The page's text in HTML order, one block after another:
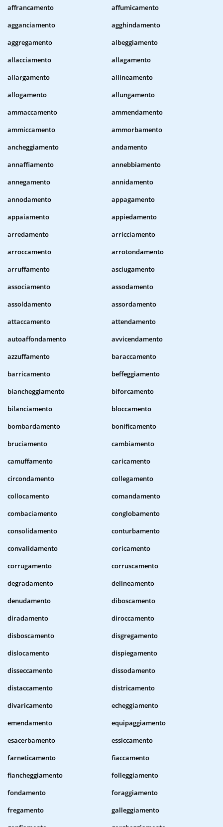
affrancamento
affumicamento
agganciamento
agghindamento
aggregamento
albeggiamento
allacciamento
allagamento
allargamento
allineamento
allogamento
allungamento
ammaccamento
ammendamento
ammiccamento
ammorbamento
ancheggiamento
andamento
annaffiamento
annebbiamento
annegamento
annidamento
annodamento
appagamento
appaiamento
appiedamento
arredamento
arricciamento
arroccamento
arrotondamento
arruffamento
asciugamento
associamento
assodamento
assoldamento
assordamento
attaccamento
attendamento
autoaffondamento
avvicendamento
azzuffamento
baraccamento
barricamento
beffeggiamento
biancheggiamento
biforcamento
bilanciamento
bloccamento
bombardamento
bonificamento
bruciamento
cambiamento
camuffamento
caricamento
circondamento
collegamento
collocamento
comandamento
combaciamento
conglobamento
consolidamento
conturbamento
convalidamento
coricamento
corrugamento
corruscamento
degradamento
delineamento
denudamento
diboscamento
diradamento
diroccamento
disboscamento
disgregamento
dislocamento
dispiegamento
disseccamento
dissodamento
distaccamento
districamento
divaricamento
echeggiamento
emendamento
equipaggiamento
esacerbamento
essiccamento
farneticamento
fiaccamento
fiancheggiamento
folleggiamento
fondamento
foraggiamento
fregamento
galleggiamento